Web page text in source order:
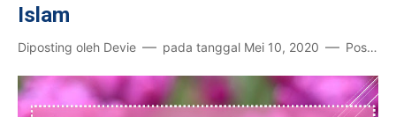
Islam
Diposting oleh Devie pada tanggal Mei 10, 2020 Posting Komentar